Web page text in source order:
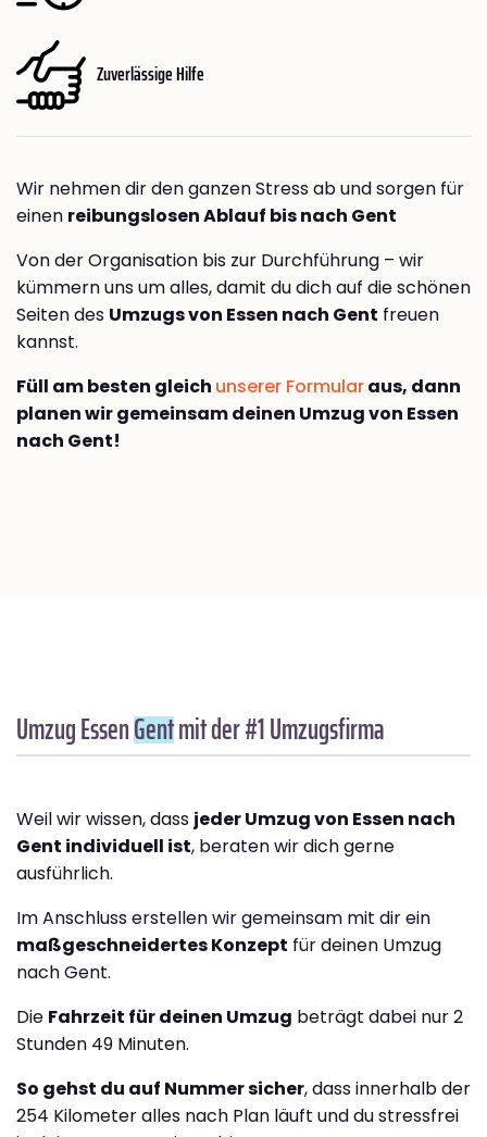
Zuverlässige Hilfe
Wir nehmen dir den ganzen Stress ab und sorgen für
einen reibungslosen Ablauf bis nach Gent
Von der Organisation bis zur Durchführung – wir
kümmern uns um alles, damit du dich auf die schönen
Seiten des Umzugs von Essen nach Gent freuen
kannst.
Füll am besten gleich unserer Formularaus, dann
planen wir gemeinsam deinen Umzug von Essen
nach Gent!
Umzug EssenGentmit der #1 Umzugsfirma
Weil wir wissen, dass jeder Umzug von Essen nach
Gent individuell ist, beraten wir dich gerne
ausführlich.
Im Anschluss erstellen wir gemeinsam mit dir ein
maßgeschneidertes Konzept für deinen Umzug
nach Gent.
Die Fahrzeit für deinen Umzug beträgt dabei nur 2
Stunden 49 Minuten.
So gehst du auf Nummer sicher, dass innerhalb der
254 Kilometer alles nach Plan läuft und du stressfrei